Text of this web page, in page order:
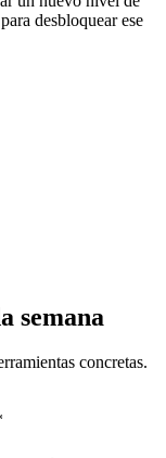
desbloquear ese
semana
concretas.